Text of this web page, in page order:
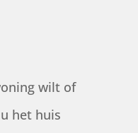
wilt of
het huis